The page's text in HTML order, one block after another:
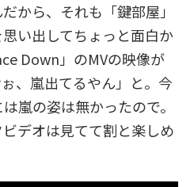
から、それも「鍵部屋」
い出してちょっと面白か
Down」のMVの映像が
、嵐出てるやん」と。今
嵐の姿は無かったので。
デオは見てて割と楽しめ